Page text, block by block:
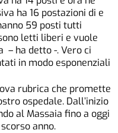
ha 16 postazioni di e
59 posti tutti
letti liberi e vuole
– ha detto -. Vero ci
in modo esponenziali
rubrica che promette
ospedale. Dall’inizio
al Massaia fino a oggi
anno.